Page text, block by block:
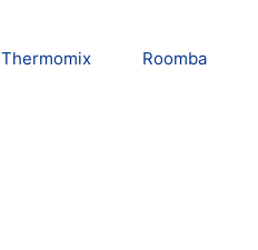
Thermomix Roomba